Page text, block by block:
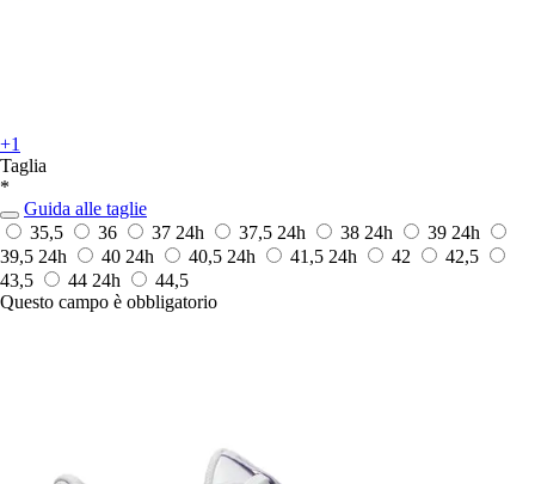
+1
Taglia
*
Guida alle taglie
35,5
36 37 24h 37,5 24h 38 24h 39 24h
39,5 24h 40 24h 40,5 24h 41,5 24h 42
42,5
43,5
44 24h
44,5
Questo campo è obbligatorio